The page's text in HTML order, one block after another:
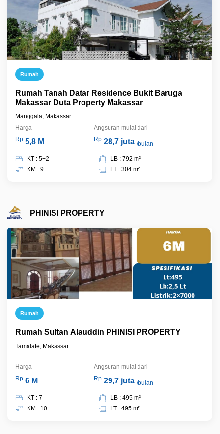
Rumah
Rumah Tanah Datar Residence Bukit Baruga
Makassar Duta Property Makassar
Manggala, Makassar
Harga
Rp 5,8 M
Angsuran mulai dari
Rp 28,7 juta /bulan
KT : 5+2
KM : 9
LB : 792 m²
LT : 304 m²
PHINISI PROPERTY
Rumah
Rumah Sultan Alauddin PHINISI PROPERTY
Tamalate, Makassar
Harga
Rp 6 M
Angsuran mulai dari
Rp 29,7 juta /bulan
KT : 7
KM : 10
LB : 495 m²
LT : 495 m²